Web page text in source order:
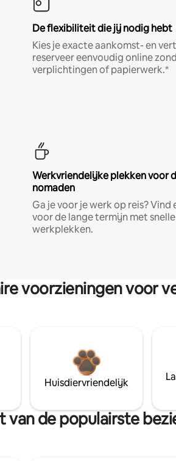
De flexibiliteit die jij nodig hebt
Kies je exacte aankomst- en
reserveer eenvoudig online
verplichtingen of papierwerk.*
Werkvriendelijke plekken voor
nomaden
Ga je voor je werk op reis? Vind
voor de lange termijn met
werkplekken.
voorzieningen voor
Huisdiervriendelijk
van de populairste